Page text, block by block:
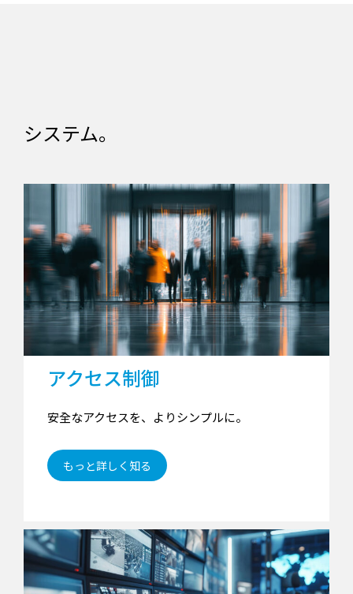
システム。
アクセス制御
安全なアクセスを、よりシンプルに。
もっと詳しく知る